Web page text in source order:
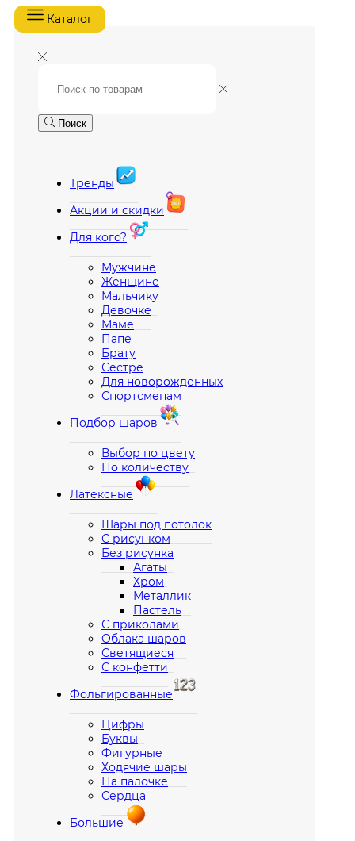
Каталог
Поиск
Тренды
Акции и скидки
Для кого?
Мужчине
Женщине
Мальчику
Девочке
Маме
Папе
Брату
Сестре
Для новорожденных
Спортсменам
Подбор шаров
Выбор по цвету
По количеству
Латексные
Шары под потолок
С рисунком
Без рисунка
Агаты
Хром
Металлик
Пастель
С приколами
Облака шаров
Светящиеся
С конфетти
Фольгированные
Цифры
Буквы
Фигурные
Ходячие шары
На палочке
Сердца
Большие